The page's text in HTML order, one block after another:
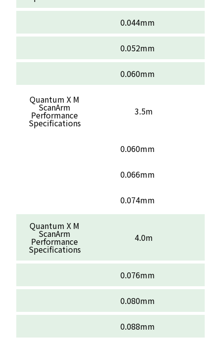
0.044mm
0.052mm
0.060mm
Quantum X M
ScanArm
Performance
Specifications
3.5m
0.060mm
0.066mm
0.074mm
Quantum X M
ScanArm
Performance
Specifications
4.0m
0.076mm
0.080mm
0.088mm